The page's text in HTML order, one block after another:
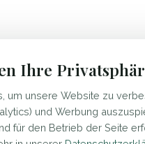
Ihre
um unsere Website zu
und Werbung
für den Betrieb der Seite